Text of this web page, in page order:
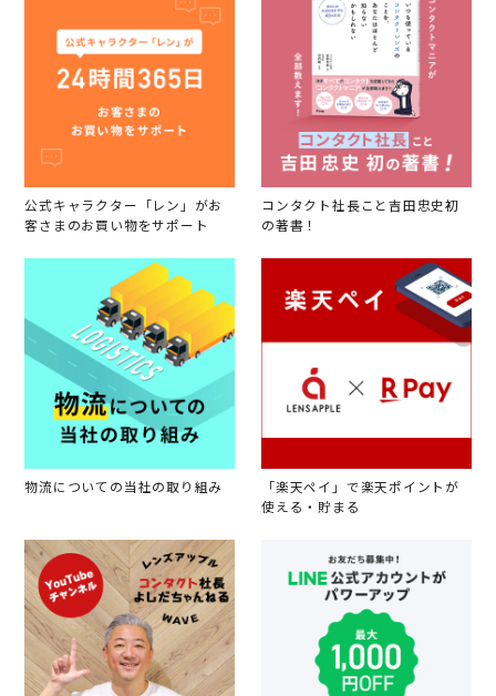
公式キャラクター「レン」がお
客さまのお買い物をサポート
コンタクト社長こと吉田忠史初
の著書！
物流についての当社の取り組み
「楽天ペイ」で楽天ポイントが
使える・貯まる